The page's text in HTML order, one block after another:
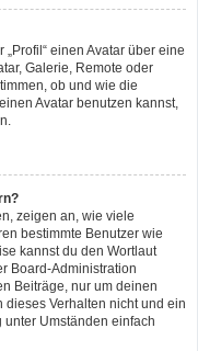
einen Avatar über eine
Galerie, Remote oder
ob und wie die
Avatar benutzen kannst,
zeigen an, wie viele
bestimmte Benutzer wie
kannst du den Wortlaut
Board-Administration
Beiträge, nur um deinen
Verhalten nicht und ein
unter Umständen einfach